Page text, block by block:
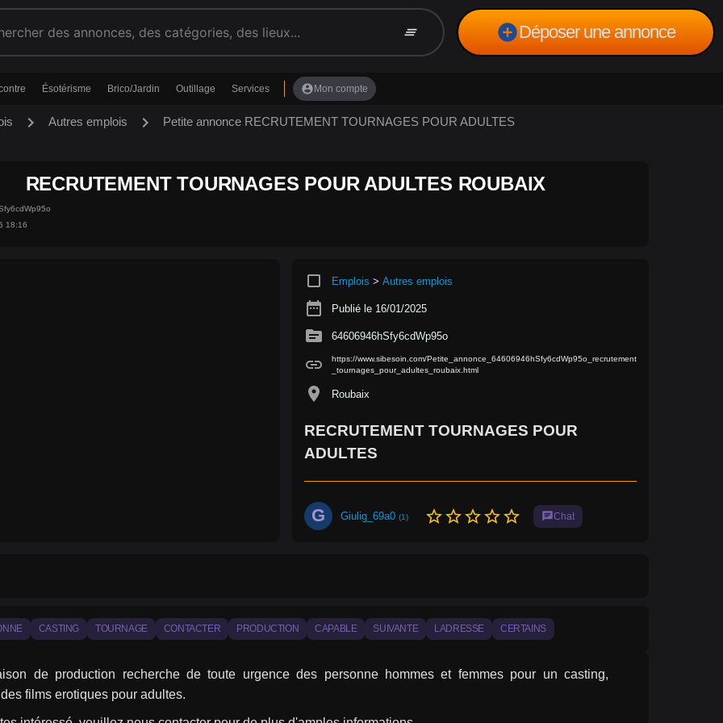
clear_all add_circleDéposer une annonce
Ésotérisme Brico/Jardin Outillage Services account_circle Mon compte
chevron_right Autres emplois chevron_right Petite annonce RECRUTEMENT TOURNAGES POUR ADULTES
RECRUTEMENT TOURNAGES POUR ADULTES ROUBAIX
18:16
crop_square Emplois > Autres emplois
date_range Publié le 16/01/2025
source 64606946hSfy6cdWp95o
link
https://www.sibesoin.com/Petite_annonce_64606946hSfy6cdWp95o_recrutement
_tournages_pour_adultes_roubaix.html
location_on Roubaix
RECRUTEMENT TOURNAGES POUR
ADULTES
G Giulig_69a0 (1) star_borderstar_borderstar_borderstar_borderstar_border chatChat
CASTING TOURNAGE CONTACTER PRODUCTION CAPABLE SUIVANTE LADRESSE CERTAINS
de production recherche de toute urgence des personne hommes et femmes pour un casting,
films erotiques pour adultes.